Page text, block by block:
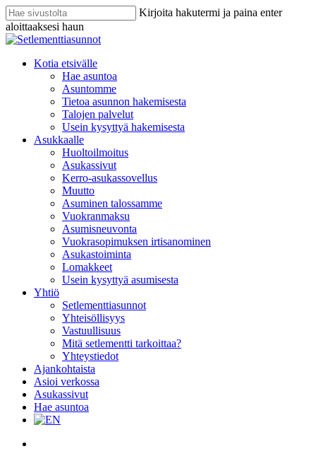
Skip
to
main
Kirjoita hakutermi ja paina enter
aloittaaksesi haun
Sulje
search
Menu
Kotia etsivälle
Hae asuntoa
Asuntomme
Tietoa asunnon hakemisesta
Talojen palvelut
Usein kysyttyä hakemisesta
Asukkaalle
Huoltoilmoitus
Asukassivut
Kerro-asukassovellus
Muutto
Asuminen talossamme
Vuokranmaksu
Asumisneuvonta
Vuokrasopimuksen irtisanominen
Asukastoiminta
Lomakkeet
Usein kysyttyä asumisesta
Yhtiö
Setlementtiasunnot
Yhteisöllisyys
Vastuullisuus
Mitä setlementti tarkoittaa?
Yhteystiedot
Ajankohtaista
Asioi verkossa
Asukassivut
Hae asuntoa